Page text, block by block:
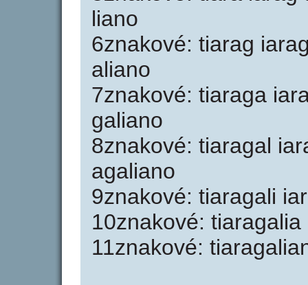
liano
6znakové: tiarag
aliano
7znakové: tiaraga
galiano
8znakové: tiaragal
agaliano
9znakové: tiaragali
10znakové:
11znakové: